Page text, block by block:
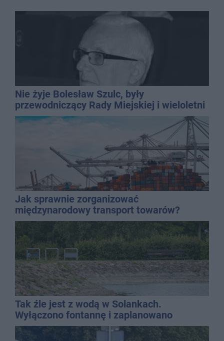
Nie żyje Bolesław Szulc, były
przewodniczący Rady Miejskiej i wieloletni
dyrektor SP 14
Jak sprawnie zorganizować
międzynarodowy transport towarów?
Tak źle jest z wodą w Solankach.
Wyłączono fontannę i zaplanowano
dolewkę